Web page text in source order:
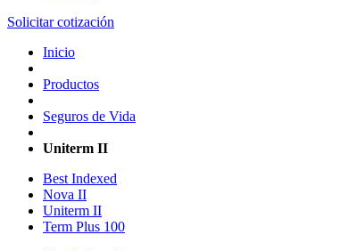
Solicitar cotización
Inicio
Productos
Seguros de Vida
Uniterm II
Best Indexed
Nova II
Uniterm II
Term Plus 100